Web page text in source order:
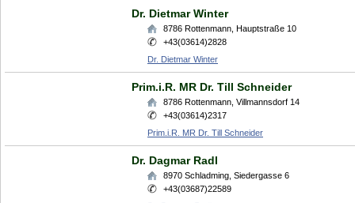
Dr. Dietmar Winter
8786 Rottenmann Hauptstraße 10
+43(03614)2828
Dr. Dietmar Winter
Prim.i.R. MR Dr. Till Schneider
8786 Rottenmann Villmannsdorf 14
+43(03614)2317
Prim.i.R. MR Dr. Till Schneider
Dr. Dagmar Radl
8970 Schladming Siedergasse 6
+43(03687)22589